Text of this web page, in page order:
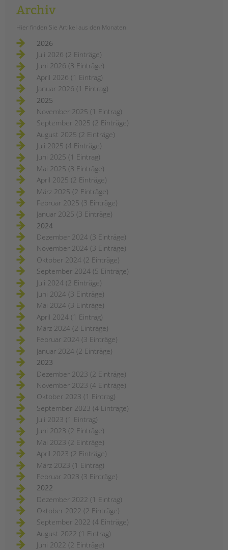
Archiv
Hier finden Sie Artikel aus den Monaten
2026
Juli 2026 (2 Einträge)
Juni 2026 (3 Einträge)
April 2026 (1 Eintrag)
Januar 2026 (1 Eintrag)
2025
November 2025 (1 Eintrag)
September 2025 (2 Einträge)
August 2025 (2 Einträge)
Juli 2025 (4 Einträge)
Juni 2025 (1 Eintrag)
Mai 2025 (3 Einträge)
April 2025 (2 Einträge)
März 2025 (2 Einträge)
Februar 2025 (3 Einträge)
Januar 2025 (3 Einträge)
2024
Dezember 2024 (3 Einträge)
November 2024 (3 Einträge)
Oktober 2024 (2 Einträge)
September 2024 (5 Einträge)
Juli 2024 (2 Einträge)
Juni 2024 (3 Einträge)
Mai 2024 (3 Einträge)
April 2024 (1 Eintrag)
März 2024 (2 Einträge)
Februar 2024 (3 Einträge)
Januar 2024 (2 Einträge)
2023
Dezember 2023 (2 Einträge)
November 2023 (4 Einträge)
Oktober 2023 (1 Eintrag)
September 2023 (4 Einträge)
Juli 2023 (1 Eintrag)
Juni 2023 (2 Einträge)
Mai 2023 (2 Einträge)
April 2023 (2 Einträge)
März 2023 (1 Eintrag)
Februar 2023 (3 Einträge)
2022
Dezember 2022 (1 Eintrag)
Oktober 2022 (2 Einträge)
September 2022 (4 Einträge)
August 2022 (1 Eintrag)
Juni 2022 (2 Einträge)